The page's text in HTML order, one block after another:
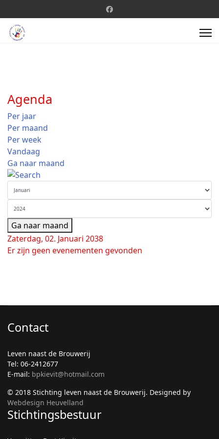
Agenda
Per jaar
Per maand
Per week
Vandaag
Ga naar maand
Ga naar maand
Zaterdag, 02. Januari 2038
Er zijn geen evenementen gevonden
Contact
Leven naast de Brouwerij
Tel: 06-2412677
E-mail: bpkievit@hotmail.com
© 2018 Stichting leven naast de Brouwerij. Designed by
Webdesign Heuvelland
Stichtingsbestuur